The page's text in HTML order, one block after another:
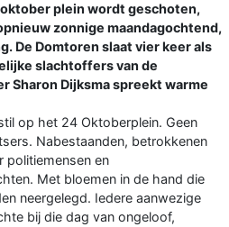
plein wordt geschoten,
zonnige maandagochtend,
De Domtoren slaat vier keer als
slachtoffers van de
Sharon Dijksma spreekt warme
op het 24 Oktoberplein. Geen
Nabestaanden, betrokkenen
politiemensen en
Met bloemen in de hand die
neergelegd. Iedere aanwezige
bij die dag van ongeloof,